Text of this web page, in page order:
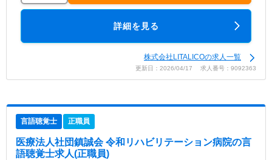
詳細を見る
株式会社LITALICOの求人一覧
更新日：2026/04/17 求人番号：9092363
言語聴覚士 正職員
医療法人社団鎮誠会 令和リハビリテーション病院の言
語聴覚士求人(正職員)